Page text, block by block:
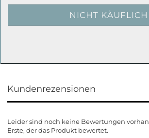
Kundenrezensionen
Leider sind noch keine Bewertungen
Erste, der das Produkt bewertet.